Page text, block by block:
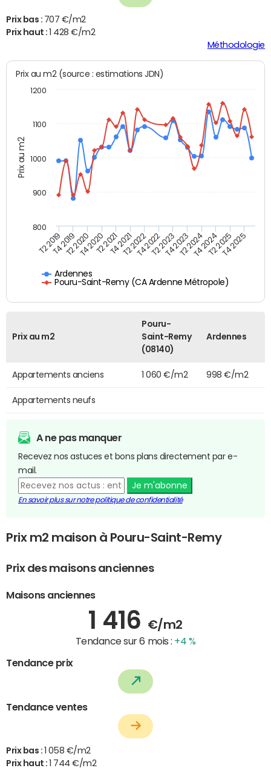
Prix bas : 707 €/m2
Prix haut :1 428 €/m2
Méthodologie
Prix au m2
Prix au m2 (source : estimations JDN)
Ardennes
Pouru-Saint-Remy (CA Ardenne Métropole)
T2 2019T4 2019T2 2020T4 2020T2 2021T4 2021T2 2022T4 2022T2 2023T4 2023T2 2024T4 2024T2 2025T4 2025
800
900
1000
1100
1200
Prix au m2
Pouru-
Saint-Remy
(08140)
Ardennes
Appartements anciens 1 060 €/m2 998 €/m2
Appartements neufs
A ne pas manquer
Recevez nos astuces et bons plans directement par e-
mail.
Je m'abonne
En savoir plus sur notre politique de confidentialité
Prix m2 maison à Pouru-Saint-Remy
Prix des maisons anciennes
Maisons anciennes
1 416 €/m2
Tendance sur 6 mois : +4 %
Tendance prix
Tendance ventes
Prix bas :
1 058 €/m2
Prix haut :
1 744 €/m2